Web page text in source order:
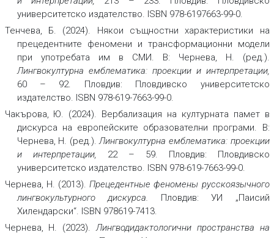
университетско издателство. ISBN 978-6197663-99-0.
Тенчева, Б. (2024). Някои същностни характеристики на
прецедентните феномени и трансформационни модели
при употребата им в СМИ. В: Чернева, Н. (ред.).
Лингвокултурна емблематика: проекции и интерпретации,
60 – 92. Пловдив: Пловдивско университетско
издателство. ISBN 978-619-7663-99-0.
Чакърова, Ю. (2024). Вербализация на културната памет в
дискурса на европейските образователни програми. В:
Чернева, Н. (ред.).Лингвокултурна емблематика: проекции
и интерпретации, 22 – 59. Пловдив: Пловдивско
университетско издателство. ISBN 978-619-7663-99-0.
Чернева, Н. (2013).Прецедентные феномены русскоязычного
лингвокультурного дискурса. Пловдив: УИ „Паисий
Хилендарски“. ISBN 978619-7413.
Чернева, Н. (2023).Лингводидактологични пространства на